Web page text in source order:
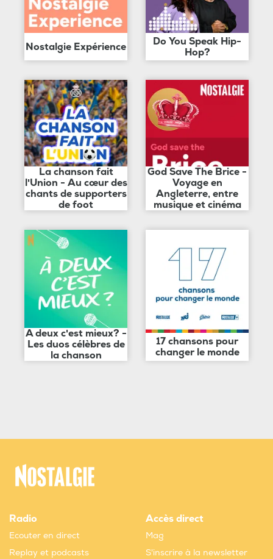
Nostalgie Expérience
Do You Speak Hip-
Hop?
La chanson fait
l'Union - Au cœur des
chants de supporters
de foot
God Save The Brice -
Voyage en
Angleterre, entre
musique et cinéma
A deux c'est mieux? -
Les duos célèbres de
la chanson
17 chansons pour
changer le monde
Radio
Ecouter en direct
Replay et podcasts
Accès direct
Mag
S'inscrire à la newsletter